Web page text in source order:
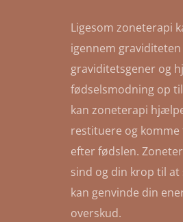
Ligesom zoneterapi
igennem
graviditetsgener og
fødselsmodning op
kan zoneterapi
restituere og komme
efter fødslen.
sind og din krop til
kan genvinde din
overskud.